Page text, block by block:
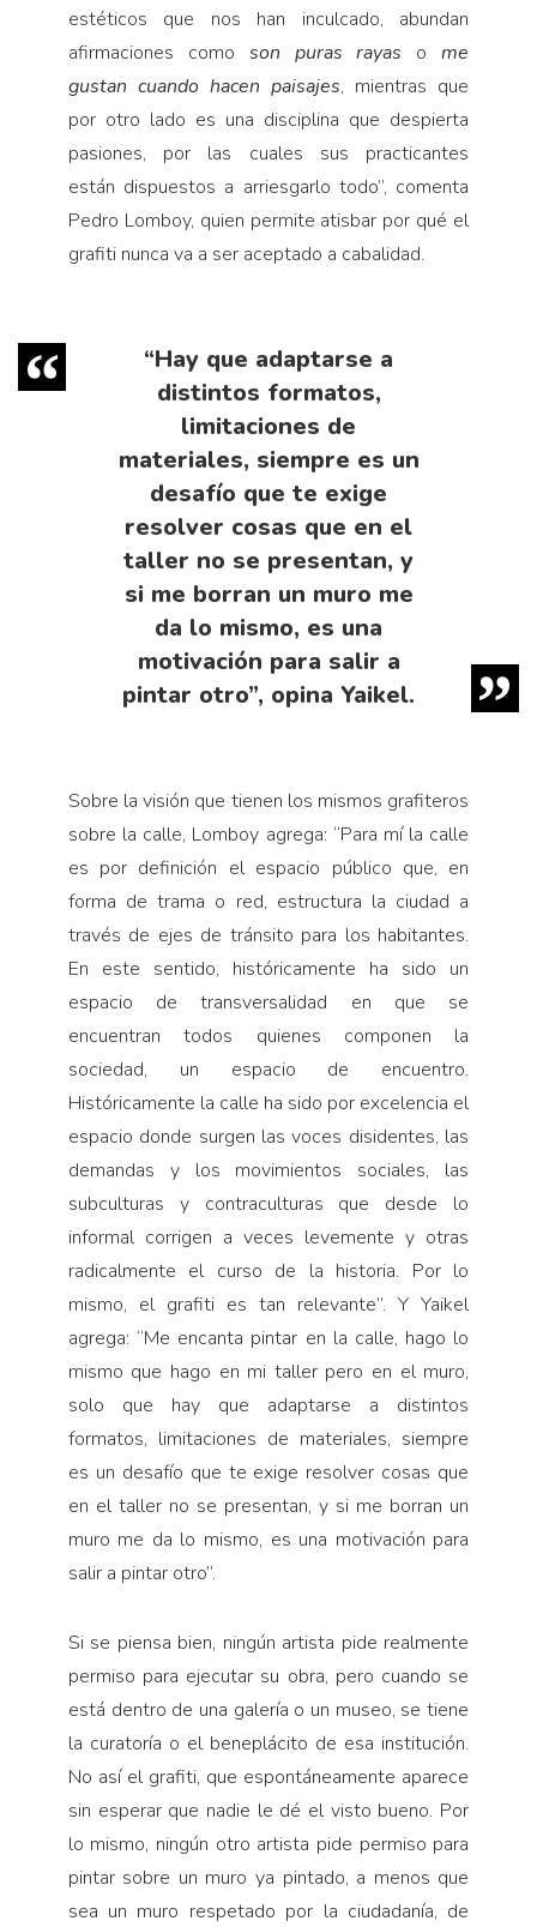
estéticos que nos han inculcado, abundan
afirmaciones como son puras rayas ome
gustan cuando hacen paisajes, mientras que
por otro lado es una disciplina que despierta
pasiones, por las cuales sus practicantes
están dispuestos a arriesgarlo todo”, comenta
Pedro Lomboy, quien permite atisbar por qué el
grafiti nunca va a ser aceptado a cabalidad.
“Hay que adaptarse a
distintos formatos,
limitaciones de
materiales, siempre es un
desafío que te exige
resolver cosas que en el
taller no se presentan, y
si me borran un muro me
da lo mismo, es una
motivación para salir a
pintar otro”, opina Yaikel.
Sobre la visión que tienen los mismos grafiteros
sobre la calle, Lomboy agrega: “Para mí la calle
es por definición el espacio público que, en
forma de trama o red, estructura la ciudad a
través de ejes de tránsito para los habitantes.
En este sentido, históricamente ha sido un
espacio de transversalidad en que se
encuentran todos quienes componen la
sociedad, un espacio de encuentro.
Históricamente la calle ha sido por excelencia el
espacio donde surgen las voces disidentes, las
demandas y los movimientos sociales, las
subculturas y contraculturas que desde lo
informal corrigen a veces levemente y otras
radicalmente el curso de la historia. Por lo
mismo, el grafiti es tan relevante”. Y Yaikel
agrega: “Me encanta pintar en la calle, hago lo
mismo que hago en mi taller pero en el muro,
solo que hay que adaptarse a distintos
formatos, limitaciones de materiales, siempre
es un desafío que te exige resolver cosas que
en el taller no se presentan, y si me borran un
muro me da lo mismo, es una motivación para
salir a pintar otro”.
Si se piensa bien, ningún artista pide realmente
permiso para ejecutar su obra, pero cuando se
está dentro de una galería o un museo, se tiene
la curatoría o el beneplácito de esa institución.
No así el grafiti, que espontáneamente aparece
sin esperar que nadie le dé el visto bueno. Por
lo mismo, ningún otro artista pide permiso para
pintar sobre un muro ya pintado, a menos que
sea un muro respetado por la ciudadanía, de